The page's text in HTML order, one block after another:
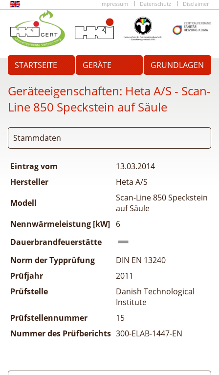
Impressum Datenschutz Disclaimer
STARTSEITE GERÄTE GRUNDLAGEN
Geräteeigenschaften: Heta A/S - Scan-
Line 850 Speckstein auf Säule
Stammdaten
Eintrag vom
13.03.2014
Hersteller
Heta A/S
Modell
Scan-Line 850 Speckstein
auf Säule
Nennwärmeleistung [kW] 6
Dauerbrandfeuerstätte
Norm der Typprüfung
DIN EN 13240
Prüfjahr
2011
Prüfstelle
Danish Technological
Institute
Prüfstellennummer
15
Nummer des Prüfberichts 300-ELAB-1447-EN